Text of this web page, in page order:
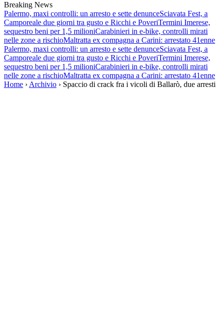
Breaking News
Palermo, maxi controlli: un arresto e sette denunceSciavata Fest, a
Camporeale due giorni tra gusto e Ricchi e PoveriTermini Imerese,
sequestro beni per 1,5 milioniCarabinieri in e-bike, controlli mirati
nelle zone a rischioMaltratta ex compagna a Carini: arrestato 41enne
Palermo, maxi controlli: un arresto e sette denunceSciavata Fest, a
Camporeale due giorni tra gusto e Ricchi e PoveriTermini Imerese,
sequestro beni per 1,5 milioniCarabinieri in e-bike, controlli mirati
nelle zone a rischioMaltratta ex compagna a Carini: arrestato 41enne
Home › Archivio › Spaccio di crack fra i vicoli di Ballarò, due arresti